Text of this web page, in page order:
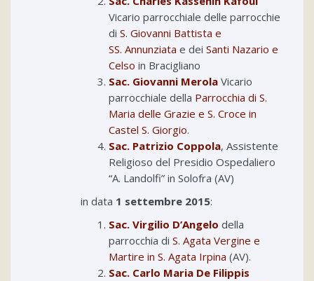
Vicario parrocchiale delle parrocchie
di S. Giovanni Battista e
SS. Annunziata e dei Santi Nazario e
Celso in Bracigliano
Sac. Giovanni Merola Vicario
parrocchiale della Parrocchia di S.
Maria delle Grazie e S. Croce in
Castel S. Giorgio.
Sac. Patrizio Coppola, Assistente
Religioso del Presidio Ospedaliero
“A. Landolfi” in Solofra (AV)
in data 1 settembre 2015:
Sac. Virgilio D’Angelo della
parrocchia di S. Agata Vergine e
Martire in S. Agata Irpina (AV).
Sac. Carlo Maria De Filippis